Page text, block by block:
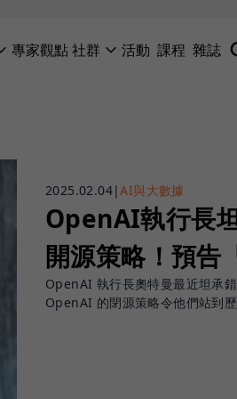
專家觀點社群 活動 課程 雜誌
2025.02.04|AI與大數據
OpenAI執行長
開源策略！預告
OpenAI 執行長奧特曼最近坦承
OpenAI 的閉源策略令他們站到